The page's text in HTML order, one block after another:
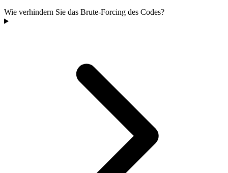
Wie verhindern Sie das Brute-Forcing des Codes?